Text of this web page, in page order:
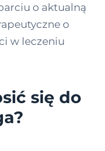
o aktualną
o
w leczeniu
się do